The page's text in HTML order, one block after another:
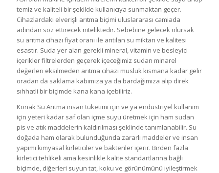
temiz ve kaliteli bir şekilde kullanıcıya sunmaktan geçer.
Cihazlardaki elverişli arıtma biçimi uluslararası camiada
adından söz ettirecek niteliktedir. Sebebine gelecek olursak
su arıtma cihazı fiyat oranı ile arıtılan su miktarı ve kalitesi
esastır. Suda yer alan gerekli mineral, vitamin ve besleyici
içerikler filtrelerden geçerek içeceğimiz sudan minarel
değerleri eksilmeden arıtma cihazı musluk kısmana kadar gelir
oradan da saklama kabımıza ya da bardağımıza alıp direk
sıhhatli bir biçimde kana kana içebiliriz.
Konak Su Arıtma insan tüketimi için ve ya endüstriyel kullanım
için yeteri kadar saf olan içme suyu üretmek için ham sudan
pis ve atık maddelerin kaldırılması şeklinde tanımlanabilir. Su
doğada ham olarak bulunduğunda zararlı maddeler ve insan
yapımı kimyasal kirleticiler ve bakteriler içerir. Birden fazla
kirletici tehlikeli ama kesinlikle kalite standartlarına bağlı
biçimde, diğerleri suyun tat, koku ve görünümünü iyileştirmek